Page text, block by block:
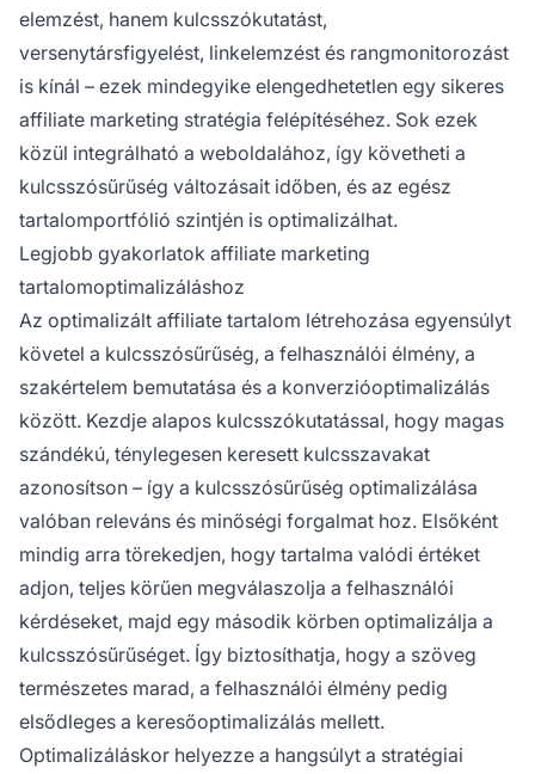
elemzést, hanem kulcsszókutatást,
versenytársfigyelést, linkelemzést és rangmonitorozást
is kínál – ezek mindegyike elengedhetetlen egy sikeres
affiliate marketing stratégia felépítéséhez. Sok ezek
közül integrálható a weboldalához, így követheti a
kulcsszósűrűség változásait időben, és az egész
tartalomportfólió szintjén is optimalizálhat.
Legjobb gyakorlatok affiliate marketing
tartalomoptimalizáláshoz
Az optimalizált affiliate tartalom létrehozása egyensúlyt
követel a kulcsszósűrűség, a felhasználói élmény, a
szakértelem bemutatása és a konverzióoptimalizálás
között. Kezdje alapos kulcsszókutatással, hogy magas
szándékú, ténylegesen keresett kulcsszavakat
azonosítson – így a kulcsszósűrűség optimalizálása
valóban releváns és minőségi forgalmat hoz. Elsőként
mindig arra törekedjen, hogy tartalma valódi értéket
adjon, teljes körűen megválaszolja a felhasználói
kérdéseket, majd egy második körben optimalizálja a
kulcsszósűrűséget. Így biztosíthatja, hogy a szöveg
természetes marad, a felhasználói élmény pedig
elsődleges a keresőoptimalizálás mellett.
Optimalizáláskor helyezze a hangsúlyt a stratégiai